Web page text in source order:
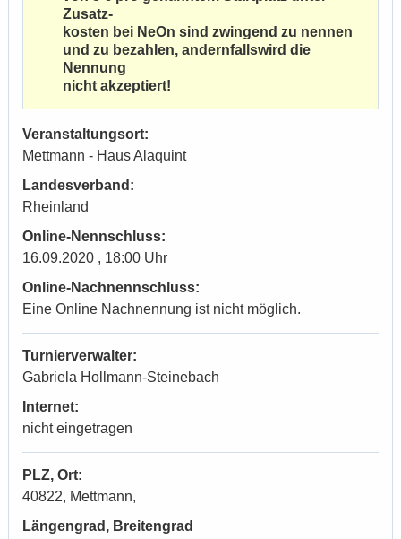
Zusatz-
kosten bei NeOn sind zwingend zu nennen
und zu bezahlen, andernfallswird die
Nennung
nicht akzeptiert!
Veranstaltungsort:
Mettmann - Haus Alaquint
Landesverband:
Rheinland
Online-Nennschluss:
16.09.2020 , 18:00 Uhr
Online-Nachnennschluss:
Eine Online Nachnennung ist nicht möglich.
Turnierverwalter:
Gabriela Hollmann-Steinebach
Internet:
nicht eingetragen
PLZ, Ort:
40822, Mettmann,
Längengrad, Breitengrad